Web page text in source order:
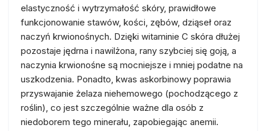
elastyczność i wytrzymałość skóry, prawidłowe
funkcjonowanie stawów, kości, zębów, dziąseł oraz
naczyń krwionośnych. Dzięki witaminie C skóra dłużej
pozostaje jędrna i nawilżona, rany szybciej się goją, a
naczynia krwionośne są mocniejsze i mniej podatne na
uszkodzenia. Ponadto, kwas askorbinowy poprawia
przyswajanie żelaza niehemowego (pochodzącego z
roślin), co jest szczególnie ważne dla osób z
niedoborem tego minerału, zapobiegając anemii.